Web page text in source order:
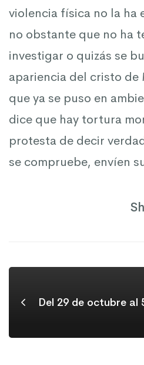
violencia física no la ha
no obstante que no ha
investigar o quizás se
apariencia del cristo de
que ya se puso en
dice que hay tortura
protesta de decir
se compruebe, envíen
Del 29 de octubre al